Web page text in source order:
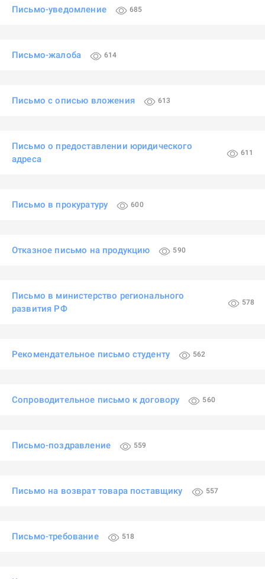
Письмо-уведомление 685
Письмо-жалоба 614
Письмо с описью вложения 613
Письмо о предоставлении юридического
адреса
611
Письмо в прокуратуру 600
Отказное письмо на продукцию 590
Письмо в министерство регионального
развития РФ
578
Рекомендательное письмо студенту 562
Сопроводительное письмо к договору 560
Письмо-поздравление 559
Письмо на возврат товара поставщику 557
Письмо-требование 518